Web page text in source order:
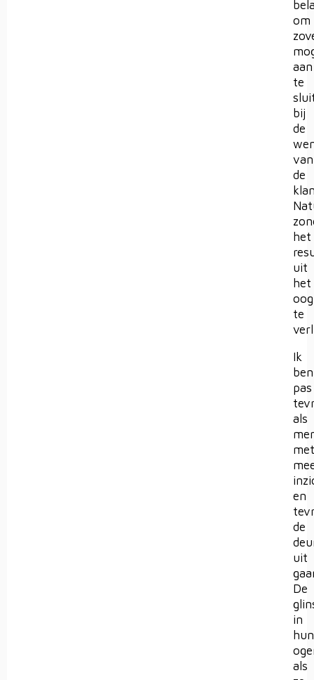
om
aan
te
bij
de
van
de
het
uit
het
oog
te
Ik
ben
pas
als
met
en
de
uit
De
in
hun
als